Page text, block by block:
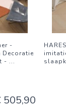
-
- ...
505,90